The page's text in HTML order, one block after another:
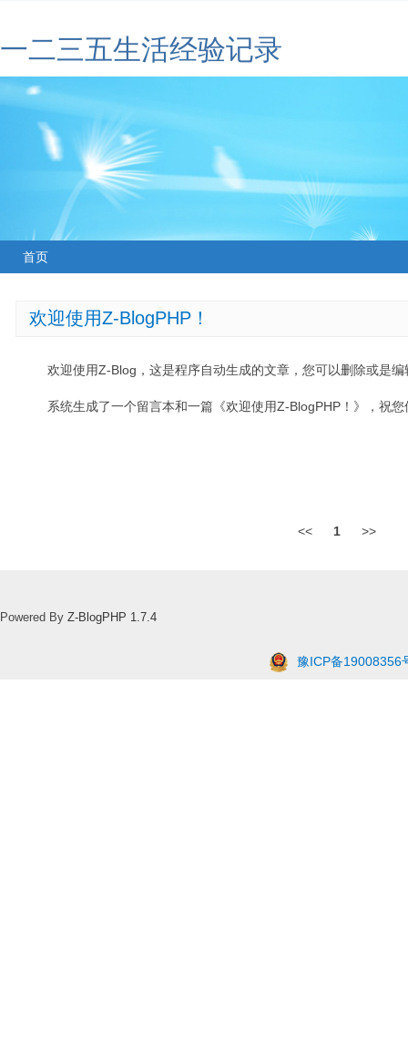
一二三五生活经验记录
首页
欢迎使用Z-BlogPHP！
欢迎使用Z-Blog，这是程序自动生成的文章，您可以删除或是编
系统生成了一个留言本和一篇《欢迎使用Z-BlogPHP！》，祝
<< 1 >>
Powered By Z-BlogPHP 1.7.4
豫ICP备19008356